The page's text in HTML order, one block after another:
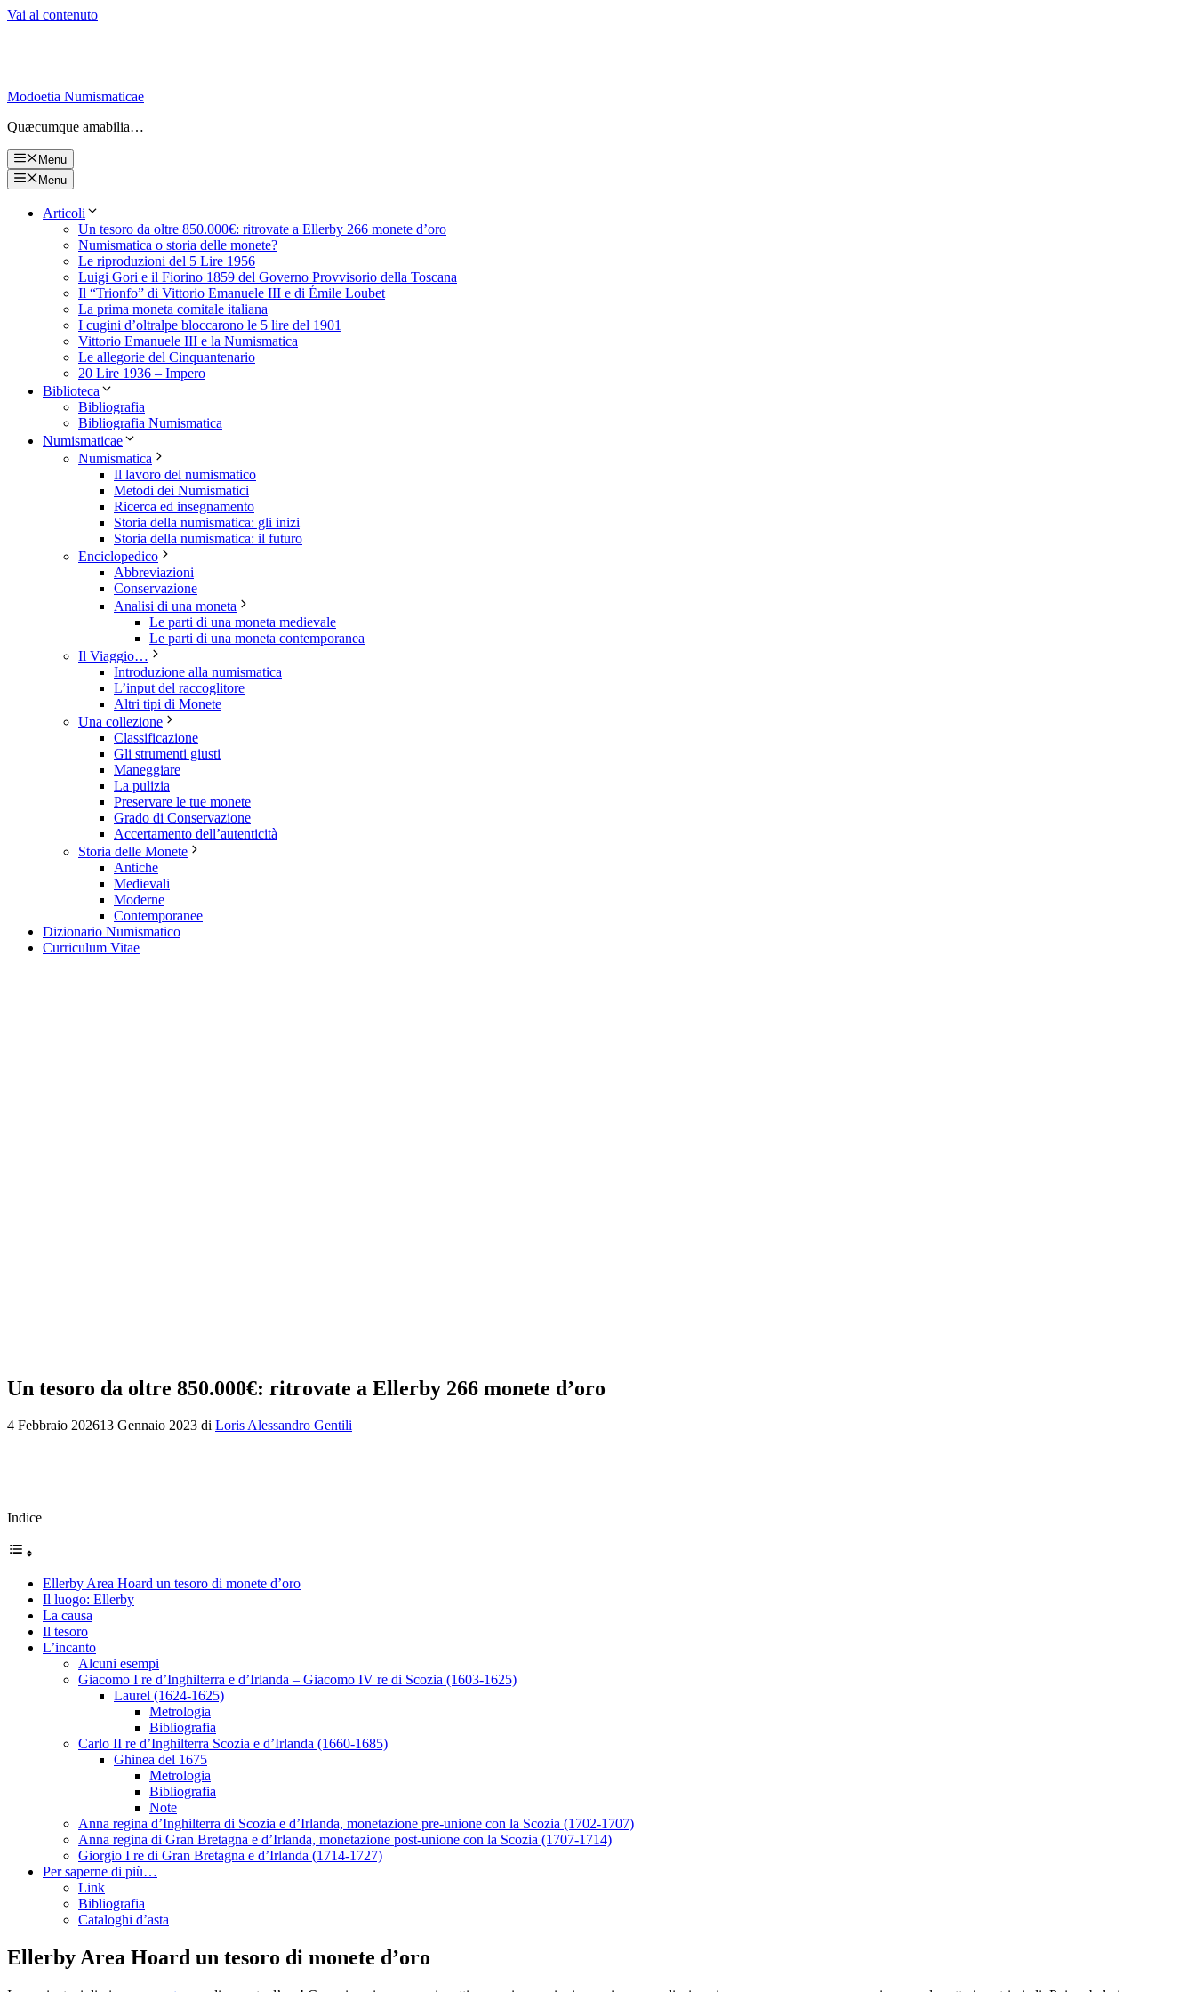
Vai al contenuto
Modoetia Numismaticae
Quæcumque amabilia…
Menu
Menu
Articoli
Un tesoro da oltre 850.000€: ritrovate a Ellerby 266 monete d’oro
Numismatica o storia delle monete?
Le riproduzioni del 5 Lire 1956
Luigi Gori e il Fiorino 1859 del Governo Provvisorio della Toscana
Il “Trionfo” di Vittorio Emanuele III e di Émile Loubet
La prima moneta comitale italiana
I cugini d’oltralpe bloccarono le 5 lire del 1901
Vittorio Emanuele III e la Numismatica
Le allegorie del Cinquantenario
20 Lire 1936 – Impero
Biblioteca
Bibliografia
Bibliografia Numismatica
Numismaticae
Numismatica
Il lavoro del numismatico
Metodi dei Numismatici
Ricerca ed insegnamento
Storia della numismatica: gli inizi
Storia della numismatica: il futuro
Enciclopedico
Abbreviazioni
Conservazione
Analisi di una moneta
Le parti di una moneta medievale
Le parti di una moneta contemporanea
Il Viaggio…
Introduzione alla numismatica
L’input del raccoglitore
Altri tipi di Monete
Una collezione
Classificazione
Gli strumenti giusti
Maneggiare
La pulizia
Preservare le tue monete
Grado di Conservazione
Accertamento dell’autenticità
Storia delle Monete
Antiche
Medievali
Moderne
Contemporanee
Dizionario Numismatico
Curriculum Vitae
Un tesoro da oltre 850.000€: ritrovate a Ellerby 266 monete d’oro
4 Febbraio 202613 Gennaio 2023 di Loris Alessandro Gentili
Indice
Ellerby Area Hoard un tesoro di monete d’oro
Il luogo: Ellerby
La causa
Il tesoro
L’incanto
Alcuni esempi
Giacomo I re d’Inghilterra e d’Irlanda – Giacomo IV re di Scozia (1603-1625)
Laurel (1624-1625)
Metrologia
Bibliografia
Carlo II re d’Inghilterra Scozia e d’Irlanda (1660-1685)
Ghinea del 1675
Metrologia
Bibliografia
Note
Anna regina d’Inghilterra di Scozia e d’Irlanda, monetazione pre-unione con la Scozia (1702-1707)
Anna regina di Gran Bretagna e d’Irlanda, monetazione post-unione con la Scozia (1707-1714)
Giorgio I re di Gran Bretagna e d’Irlanda (1714-1727)
Per saperne di più…
Link
Bibliografia
Cataloghi d’asta
Ellerby Area Hoard un tesoro di monete d’oro